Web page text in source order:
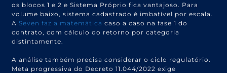
os blocos 1 e 2 e Sistema Próprio fica vantajoso. Para
volume baixo, sistema cadastrado é imbatível por escala.
A Seven faz a matemática caso a caso na fase 1 do
contrato, com cálculo do retorno por categoria
distintamente.
A análise também precisa considerar o ciclo regulatório.
Meta progressiva do Decreto 11.044/2022 exige